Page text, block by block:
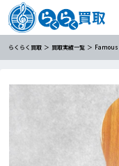
らくらく買取 買取実績一覧 Famous